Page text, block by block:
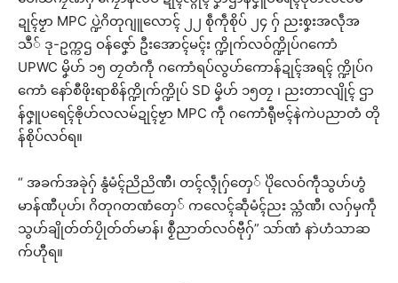
ဍုၚ်ဗၟာ MPC ပ္ဍဲဂိတုဂျူလောၚ် ၂၂ စဵုကဵုစိုပ် ၂၄ ဂှ် ညးစၞးအလဵုအ
သဳ် ဒု-ဥက္ကဌ ဝန်ဇၞော် ဦးအောၚ်မၚ်း က္ဍိုက်လဝ်က္ဍိုပ်ဂကောံ
UPWC မၞိဟ် ၁၅ တၠတံကဵု ဂကောံရပ်လွဟ်ကောန်ဍုၚ်အရၚ် က္ဍိုပ်ဂ
ကောံ နော်စီဖိုးရာစိန်က္ဍိုက်က္ဍိုပ် SD မၞိဟ် ၁၅တၠ ၊ ညးတာလျိုၚ် ဌာ
န်ဇၞူပရေၚ်ၜိုဟ်လလမ်ဍုၚ်ဗၟာ MPC ကဵု ဂကောံရီုဗၚ်နဲကဲပညာတံ တို
န်စိုပ်လဝ်ရ။
“ အခက်အခုဲဂှ် နွံမံၚ်ညိညိဏီ၊ တၚ်လ္ၚဵုဂှ်တှေ် ပိုဲလေဝ်ကဵုသွဟ်ဟွံ
မာန်ဏီပုဟ်၊ ဂိတုဂတဏံတှေ် ကလေၚ်ဆဵုမံၚ်ညး သ္ကံဏီ၊ လဂှ်မှကဵု
သွဟ်ချိုတ်တ်ပၠိုတ်တ်မာန်၊ စၟဳညာတ်လဝ်ဗီုဂှ်” သာ်ဏံ နာဲဟံသာဆ
က်ဟီုရ။